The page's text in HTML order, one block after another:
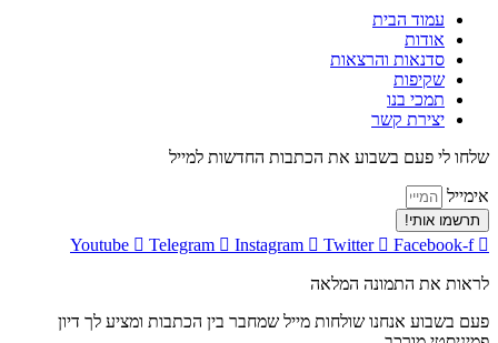
עמוד הבית
אודות
סדנאות והרצאות
שקיפות
תמכי בנו
יצירת קשר
שלחו לי פעם בשבוע את הכתבות החדשות למייל
אימייל
תרשמו אותי!
Youtube Telegram Instagram Twitter Facebook-f
לראות את התמונה המלאה
פעם בשבוע אנחנו שולחות מייל שמחבר בין הכתבות ומציע לך דיון